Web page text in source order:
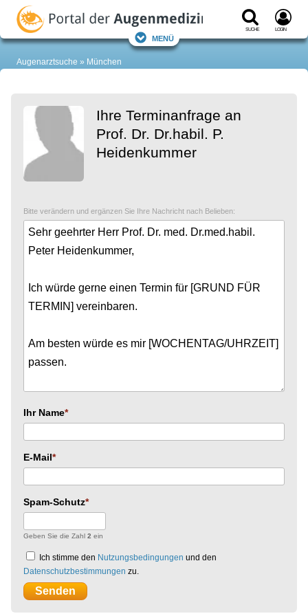
Suche Login
Menü
Augenarztsuche München
Ihre Terminanfrage an
Prof. Dr. Dr.habil. P.
Heidenkummer
Bitte verändern und ergänzen Sie Ihre Nachricht nach Belieben:
Ihr Name
E-Mail
Spam-Schutz
Geben Sie die Zahl 2 ein
Ich stimme den Nutzungsbedingungen und den
Datenschutzbestimmungen zu.